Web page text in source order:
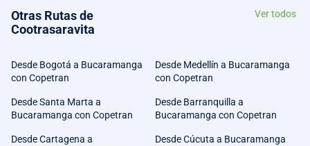
Otras Rutas de
Cootrasaravita
Ver todos
Desde Bogotá a Bucaramanga
con Copetran
Desde Medellín a Bucaramanga
con Copetran
Desde Santa Marta a
Bucaramanga con Copetran
Desde Barranquilla a
Bucaramanga con Copetran
Desde Cartagena a
Desde Cúcuta a Bucaramanga